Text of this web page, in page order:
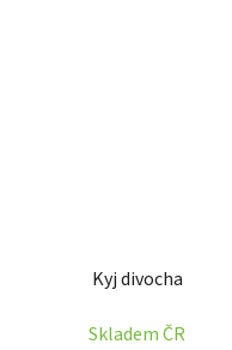
Kyj divocha
Skladem ČR